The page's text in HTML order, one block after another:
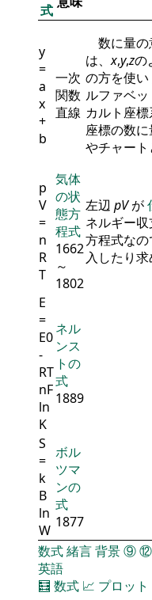
式
y
=
a
x
+
b
一次
関数
直線
数に量の
は、x,y,zの
の方を使い
ルファベ
カルト座標
座標の数
やチャート
p
V
=
n
R
T
気体
の状
態方
程式
1662
～
1802
左辺 pVが
ネルギー
方程式な
入したり求
E
=
E0
-
RT
nF
ln
K
ネル
ンス
トの
式
1889
S
=
k
B
ln
W
ボル
ツマ
ンの
式
1877
数式緒言背景⑨⑫
英語
🧮 数式 📈 プロット